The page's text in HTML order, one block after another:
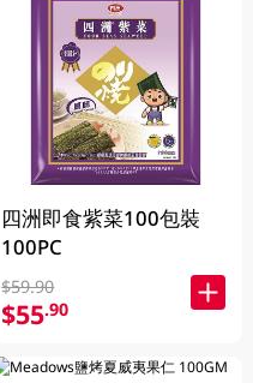
四洲即食紫菜100包裝
100PC
$59.90
$55.90